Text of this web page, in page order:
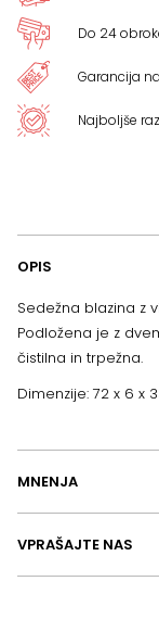
Do 24
Garancija
Najboljše
OPIS
Sedežna blazina z
Podložena je z
čistilna in trpežna.
Dimenzije: 72 x 6 x
MNENJA
VPRAŠAJTE NAS